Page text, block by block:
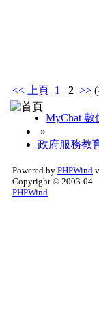
<< 上頁 1 2 >>
MyChat 數
»
政府服務教
Powered by PHPWind
Copyright © 2003-04
PHPWind